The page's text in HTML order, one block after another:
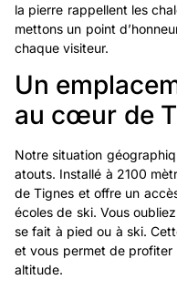
la pierre rappellent les
mettons un point
chaque visiteur.
Un
au cœur de
Notre situation
atouts. Installé à 2100
de Tignes et offre un
écoles de ski. Vous
se fait à pied ou à ski.
et vous permet de
altitude.